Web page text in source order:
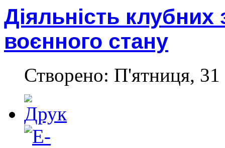
Діяльність клубних
воєнного стану
Створено: П'ятниця, 31